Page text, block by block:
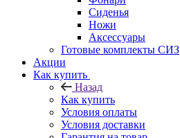
Сиденья
Ножи
Аксессуары
Готовые комплекты СИЗ
Акции
Как купить
Назад
Как купить
Условия оплаты
Условия доставки